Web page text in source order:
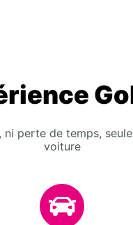
ni perte de temps,
voiture